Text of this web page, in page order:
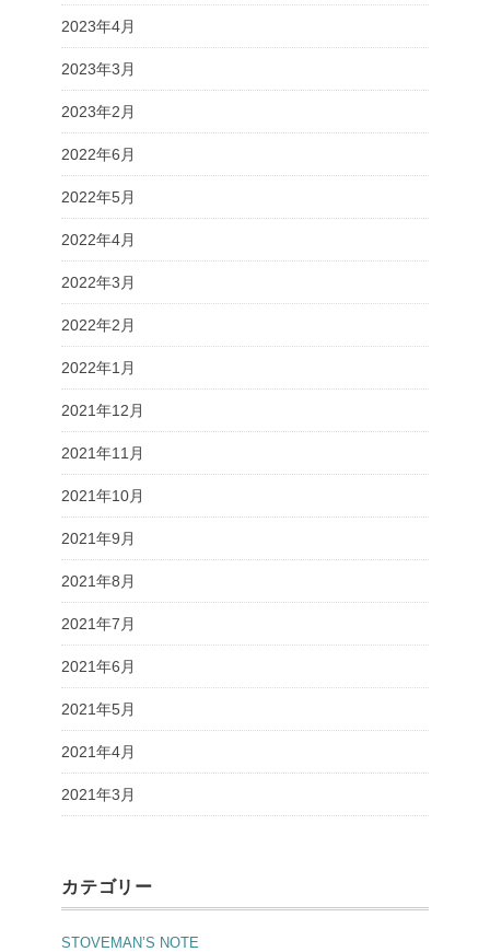
2023年4月
2023年3月
2023年2月
2022年6月
2022年5月
2022年4月
2022年3月
2022年2月
2022年1月
2021年12月
2021年11月
2021年10月
2021年9月
2021年8月
2021年7月
2021年6月
2021年5月
2021年4月
2021年3月
カテゴリー
STOVEMAN’S NOTE